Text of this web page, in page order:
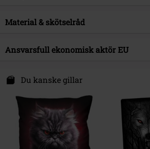
Brand
Releasedatum
27/09/2022
Produkttyp
Material & skötselråd
Yttermaterial
100% bomull
Ansvarsfull ekonomisk aktör EU
Energiestraat 4e
Netherlands
Hello@attitudeholland.nl
Du kanske gillar